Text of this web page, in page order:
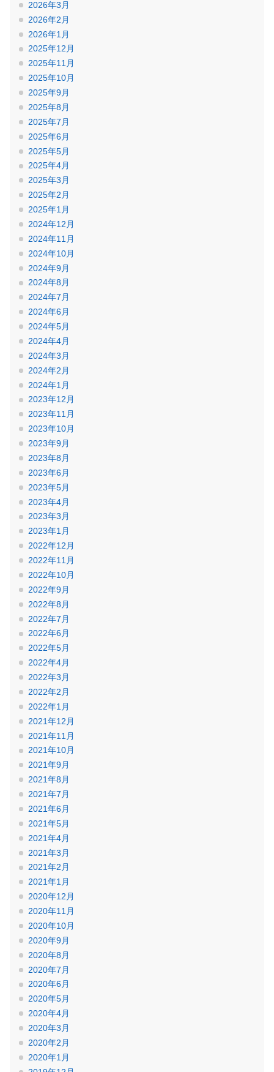
2026年3月
2026年2月
2026年1月
2025年12月
2025年11月
2025年10月
2025年9月
2025年8月
2025年7月
2025年6月
2025年5月
2025年4月
2025年3月
2025年2月
2025年1月
2024年12月
2024年11月
2024年10月
2024年9月
2024年8月
2024年7月
2024年6月
2024年5月
2024年4月
2024年3月
2024年2月
2024年1月
2023年12月
2023年11月
2023年10月
2023年9月
2023年8月
2023年6月
2023年5月
2023年4月
2023年3月
2023年1月
2022年12月
2022年11月
2022年10月
2022年9月
2022年8月
2022年7月
2022年6月
2022年5月
2022年4月
2022年3月
2022年2月
2022年1月
2021年12月
2021年11月
2021年10月
2021年9月
2021年8月
2021年7月
2021年6月
2021年5月
2021年4月
2021年3月
2021年2月
2021年1月
2020年12月
2020年11月
2020年10月
2020年9月
2020年8月
2020年7月
2020年6月
2020年5月
2020年4月
2020年3月
2020年2月
2020年1月